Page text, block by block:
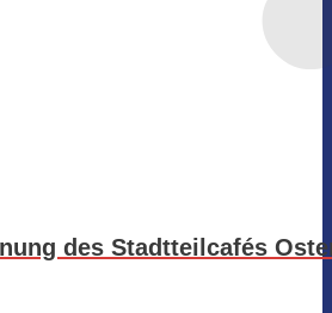
des Stadtteilcafés